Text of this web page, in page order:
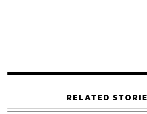
RELATED